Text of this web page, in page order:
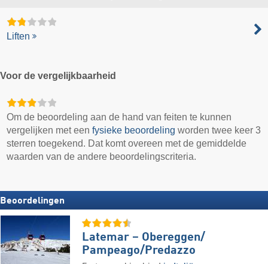
Liften
Voor de vergelijkbaarheid
Om de beoordeling aan de hand van feiten te kunnen
vergelijken met eenfysieke beoordeling worden twee keer 3
sterren toegekend. Dat komt overeen met de gemiddelde
waarden van de andere beoordelingscriteria.
Beoordelingen
Latemar – Obereggen/​
Pampeago/​Predazzo